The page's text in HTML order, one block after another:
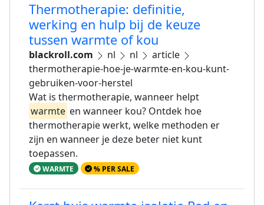
Thermotherapie: definitie,
werking en hulp bij de keuze
tussen warmte of kou
blackroll.com nl nl
article
thermotherapie-hoe-je-warmte-en-kou-kunt-
gebruiken-voor-herstel
Wat is thermotherapie, wanneer helpt
warmte en wanneer kou? Ontdek hoe
thermotherapie werkt, welke methoden er
zijn en wanneer je deze beter niet kunt
toepassen.
WARMTE % PER SALE